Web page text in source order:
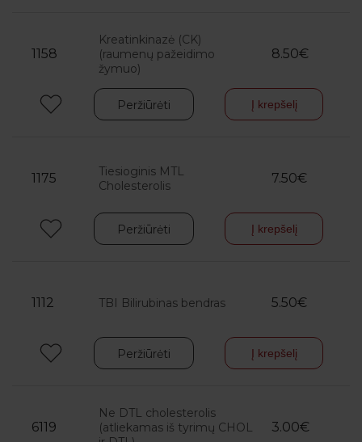
1158
Kreatinkinazė (CK)
(raumenų pažeidimo
žymuo)
8.50€
Peržiūrėti Į krepšelį
1175
Tiesioginis MTL
Cholesterolis
7.50€
Peržiūrėti Į krepšelį
1112 TBI Bilirubinas bendras 5.50€
Peržiūrėti Į krepšelį
6119
Ne DTL cholesterolis
(atliekamas iš tyrimų CHOL
3.00€